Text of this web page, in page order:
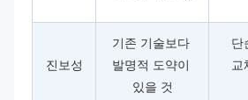
진보성
기존 기술보다
발명적 도약이
있을 것
단
교